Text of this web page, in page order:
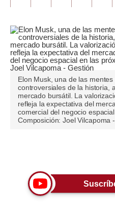
Editorial
Pregunta de hoy
Blogs
Tendencias
Lujo
Estilos
Elon Musk, una de las
controversiales de la historia,
mercado bursátil. La
refleja la expectativa del
comercial del negocio
Composición: Joel Vilcapoma